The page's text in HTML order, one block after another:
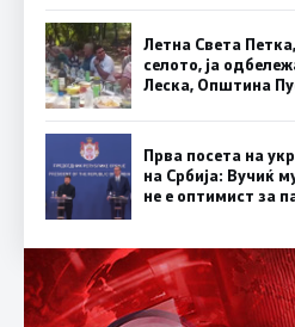
Летна Света
селото, ја
Леска, Општина
Прва посета на
на Србија: Вучиќ
не е оптимист за